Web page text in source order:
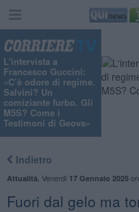
L'intervista a
Francesco Guccini:
«C’è odore di regime.
Salvini? Un
comiziante furbo. Gli
M5S? Come i
Testimoni di Geova»
Indietro
Attualità Venerdì 17 Gennaio 2025
Fuori dal gelo ma